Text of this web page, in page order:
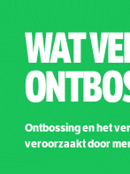
WAT
Ontbossing en het
veroorzaakt door